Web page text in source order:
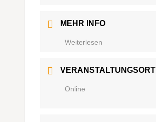
MEHR INFO
Weiterlesen
VERANSTALTUNGSORT
Online